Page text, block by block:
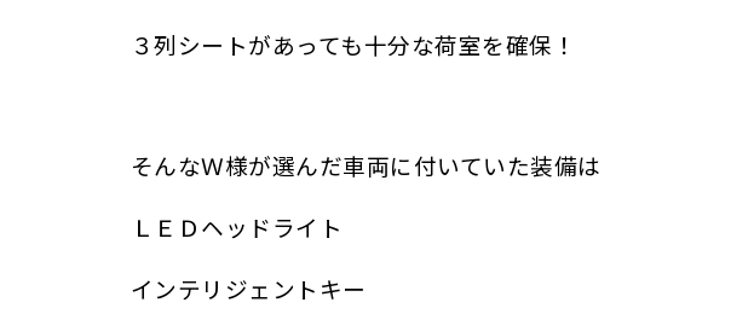
３列シートがあっても十分な荷室を確保！
そんなＷ様が選んだ車両に付いていた装備は
ＬＥＤヘッドライト
インテリジェントキー